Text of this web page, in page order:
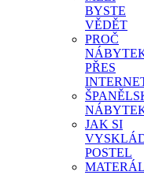
BYSTE
VĚDĚT
PROČ
PŘES
JAK SI
POSTEL